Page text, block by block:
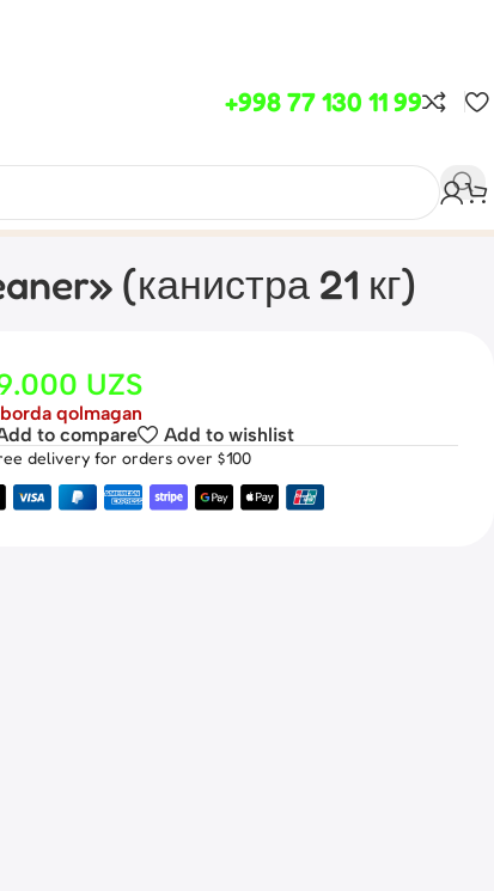
+998 77 130 11 99
(канистра 21 кг)
UZS
qolmagan
to compare
Add to wishlist
delivery for orders over $100